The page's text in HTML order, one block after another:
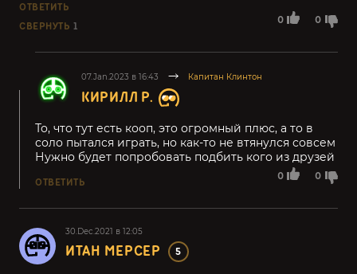
0 0
ОТВЕТИТЬ
СВЕРНУТЬ 1
07.Jan.2023 в 16:43 Капитан Клинтон
КИРИЛЛ Р.
0 0
То, что тут есть кооп, это огромный плюс, а то в
соло пытался играть, но как-то не втянулся совсем
Нужно будет попробовать подбить кого из друзей
ОТВЕТИТЬ
30.Dec.2021 в 12:05
ИТАН МЕРСЕР 5